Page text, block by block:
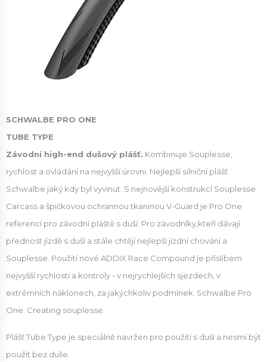
SCHWALBE PRO ONE
TUBE TYPE
Závodní high-end dušový plášť. Kombinuje Souplesse,
rychlost a ovládání na nejvyšší úrovni. Nejlepší silniční plášť
Schwalbe jaký kdy byl vyvinut. S nejnovější konstrukcí Souplesse
Carcass a špičkovou ochrannou tkaninou V-Guard je Pro One
referencí pro závodní pláště s duší. Pro závodníky,kteří dávají
přednost jízdě s duší a stále chtějí nejlepší jízdní chování a
Souplesse. Použití nové ADDIX Race Compound je příslibem
nejvyšší rychlosti a kontroly - v nejrychlejších sjezdech, v
extrémních náklonech, za jakýchkoliv podmínek. Schwalbe Pro
One. Creating souplesse.
Plášť Tube Type je speciálně navržen pro použití s duší a nesmí být
použit bez duše.